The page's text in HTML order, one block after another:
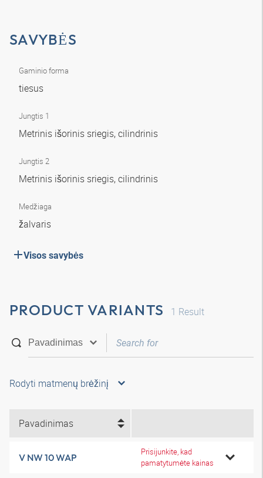
SAVYBĖS
Gaminio forma
tiesus
Jungtis 1
Metrinis išorinis sriegis, cilindrinis
Jungtis 2
Metrinis išorinis sriegis, cilindrinis
Medžiaga
žalvaris
Visos savybės
PRODUCT VARIANTS 1 Result
Rodyti matmenų brėžinį
Pavadinimas
V NW 10 WAP
Prisijunkite, kad
pamatytumėte kainas